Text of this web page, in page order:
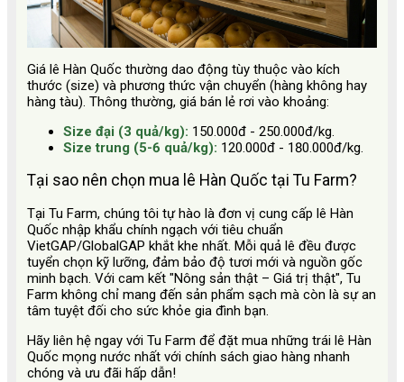
Giá lê Hàn Quốc thường dao động tùy thuộc vào kích
thước (size) và phương thức vận chuyển (hàng không hay
hàng tàu). Thông thường, giá bán lẻ rơi vào khoảng:
Size đại (3 quả/kg): 150.000đ - 250.000đ/kg.
Size trung (5-6 quả/kg): 120.000đ - 180.000đ/kg.
Tại sao nên chọn mua lê Hàn Quốc tại Tu Farm?
Tại Tu Farm, chúng tôi tự hào là đơn vị cung cấp lê Hàn
Quốc nhập khẩu chính ngạch với tiêu chuẩn
VietGAP/GlobalGAP khắt khe nhất. Mỗi quả lê đều được
tuyển chọn kỹ lưỡng, đảm bảo độ tươi mới và nguồn gốc
minh bạch. Với cam kết "Nông sản thật – Giá trị thật", Tu
Farm không chỉ mang đến sản phẩm sạch mà còn là sự an
tâm tuyệt đối cho sức khỏe gia đình bạn.
Hãy liên hệ ngay với Tu Farm để đặt mua những trái lê Hàn
Quốc mọng nước nhất với chính sách giao hàng nhanh
chóng và ưu đãi hấp dẫn!